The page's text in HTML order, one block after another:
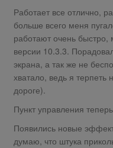
Работает все отлично,
больше всего меня
работают очень
версии 10.3.3.
экрана, а так же не
хватало, ведь я терпеть
дороге).
Пункт управления
Появились новые
думаю, что штука